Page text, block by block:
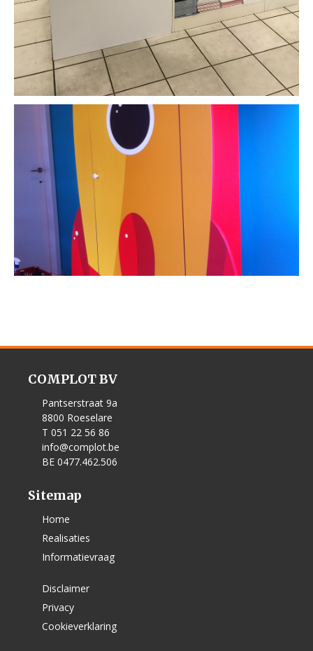
COMPLOT BV
Pantserstraat 9a
8800 Roeselare
T 051 22 56 86
info@complot.be
BE 0477.462.506
Sitemap
Home
Realisaties
Informatievraag
Disclaimer
Privacy
Cookieverklaring